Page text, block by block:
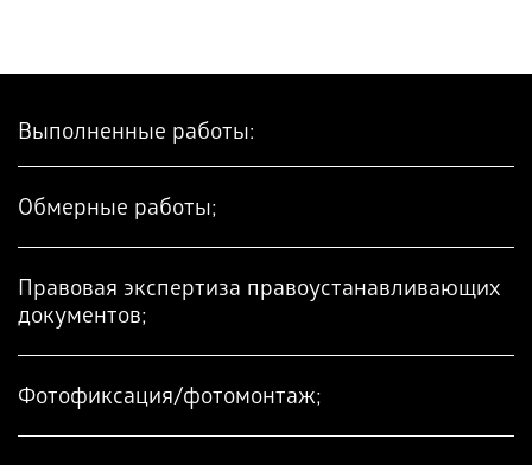
Выполненные работы:
Обмерные работы;
Правовая экспертиза правоустанавливающих
документов;
Фотофиксация/фотомонтаж;